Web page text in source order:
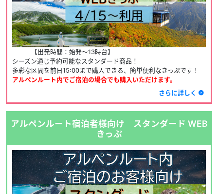
【出発時間：始発～13時台】
シーズン通じ予約可能なスタンダード商品！
多彩な区間を前日15:00まで購入できる、簡単便利なきっぷです！
アルペンルート内でご宿泊の場合でも購入いただけます。
さらに詳しく
アルペンルート宿泊者様向け スタンダード WEB
きっぷ